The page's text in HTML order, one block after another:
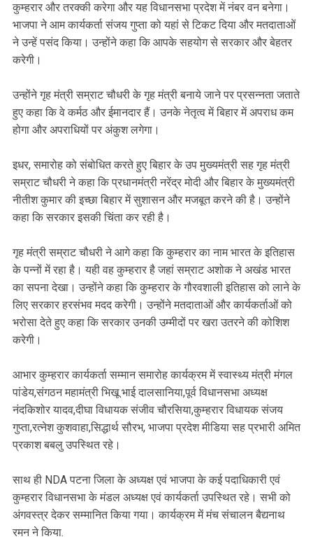
कुम्हरार और तरक्की करेगा और यह विधानसभा प्रदेश में नंबर वन बनेगा।
भाजपा ने आम कार्यकर्ता संजय गुप्ता को यहां से टिकट दिया और मतदाताओं
ने उन्हें पसंद किया। उन्होंने कहा कि आपके सहयोग से सरकार और बेहतर
करेगी।
‎उन्होंने गृह मंत्री सम्राट चौधरी के गृह मंत्री बनाये जाने पर प्रसन्नता जताते
हुए कहा कि वे कर्मठ और ईमानदार हैं। उनके नेतृत्व में बिहार में अपराध कम
होगा और अपराधियों पर अंकुश लगेगा।
‎इधर, समारोह को संबोधित करते हुए बिहार के उप मुख्यमंत्री सह गृह मंत्री
सम्राट चौधरी ने कहा कि प्रधानमंत्री नरेंद्र मोदी और बिहार के मुख्यमंत्री
नीतीश कुमार की इच्छा बिहार में सुशासन और मजबूत करने की है। उन्होंने
कहा कि सरकार इसकी चिंता कर रही है।
‎गृह मंत्री सम्राट चौधरी ने आगे कहा कि कुम्हरार का नाम भारत के इतिहास
के पन्नों में रहा है। यही वह कुम्हरार है जहां सम्राट अशोक ने अखंड भारत
का सपना देखा। उन्होंने कहा कि कुम्हरार के गौरवशाली इतिहास को लाने के
लिए सरकार हरसंभव मदद करेगी। उन्होंने मतदाताओं और कार्यकर्ताओं को
भरोसा देते हुए कहा कि सरकार उनकी उम्मीदों पर खरा उतरने की कोशिश
करेगी।
‎आभार कुम्हरार कार्यकर्ता सम्मान समारोह कार्यक्रम में स्वास्थ्य मंत्री मंगल
पांडेय,संगठन महामंत्री भिखू भाई दालसानिया,पूर्व विधानसभा अध्यक्ष
नंदकिशोर यादव,दीघा विधायक संजीव चौरसिया,कुम्हरार विधायक संजय
गुप्ता,रत्नेश कुशवाहा,सिद्धार्थ सौरभ, भाजपा प्रदेश मीडिया सह प्रभारी अमित
प्रकाश बबलु उपस्थित रहे।
‎साथ ही NDA पटना जिला के अध्यक्ष एवं भाजपा के कई पदाधिकारी एवं
कुम्हरार विधानसभा के मंडल अध्यक्ष एवं कार्यकर्ता उपस्थित रहे। सभी को
अंगवस्त्र देकर सम्मानित किया गया। कार्यक्रम में मंच संचालन बैद्यनाथ
रमन ने किया.